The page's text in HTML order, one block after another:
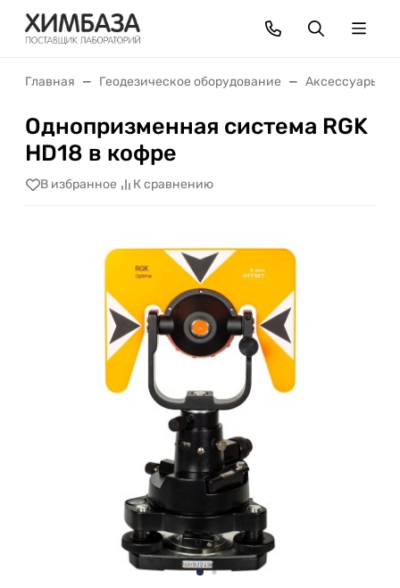
Главная Геодезическое оборудование Аксессуары
Однопризменная система RGK
HD18 в кофре
В избранное К сравнению